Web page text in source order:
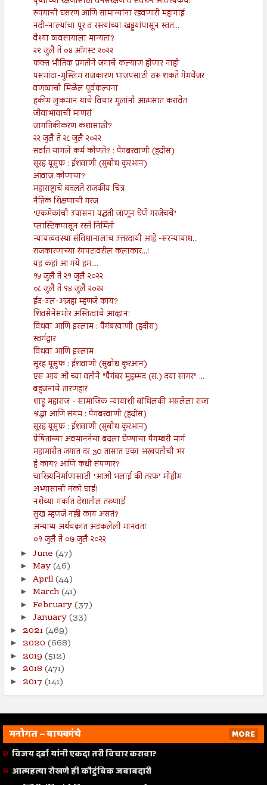
रुपयाची घसरण आणि सामान्यांना रडवणारी महागाई
नदी-नाल्यांचा पूर व रस्त्यांच्या खड्डयांपासून स्वत...
वेश्या व्यवसायाला मान्यता?
२९ जुलै ते ०४ ऑगस्ट २०२२
फक्त भौतिक प्रगतीने जगाचे कल्याण होणार नाही
पसमांदा-मुस्लिम राजकारण भाजपसाठी ठरू शकते गेमचेंजर
वणव्याची मिळेल पूर्वकल्पना
हकीम लुकमान यांचे विचार मुलांनी आत्मसात करावेत
जीवाभावाची माणसं
जागतिकीकरण कशासाठी?
२२ जुलै ते २८ जुलै २०२२
सर्वांत चांगले कर्म कोणते? : पैगंबरवाणी (हदीस)
सूरह यूसुफ : ईशवाणी (सुबोध कुरआन)
आवाज कोणाचा?
महाराष्ट्राचे बदलते राजकीय चित्र
नैतिक शिक्षणाची गरज
‘एकमेकांची उपासना पद्धती जाणून घेणे गरजेचचे’
प्लास्टिकपासून रस्ते निर्मिती
न्यायव्यवस्था संविधानालाच उत्तरदायी आहे -सरन्यायाध...
राजकारणाच्या रंगपटावरील कलाकार...!
यह कहां आ गये हम....
१५ जुलै ते २१ जुलै २०२२
०८ जुलै ते १४ जुलै २०२२
ईद-उल-अज़हा म्हणजे काय?
शिवसेनेसमोर अस्तित्वाचे आव्हान!
विधवा आणि इस्लाम : पैगंबरवाणी (हदीस)
स्वर्गद्वार
विधवा आणि इस्लाम
सूरह यूसुफ : ईशवाणी (सुबोध कुरआन)
एस आय ओ च्या वतीने "पैगंबर मुहम्मद (स.) दया सागर" ...
बहुजनांचे तारणहार
शाहू महाराज - सामाजिक न्यायाशी बांधिलकी असलेला राजा
श्रद्धा आणि संयम : पैगंबरवाणी (हदीस)
सूरह यूसुफ : ईशवाणी (सुबोध कुरआन)
प्रेषितांच्या अवमाननेचा बदला घेण्याचा पैगम्बरी मार्ग
महामारीत जगात दर 30 तासात एका अरबपतीची भर
हे काय? आणि कधी संपणार?
चारित्र्यनिर्माणासाठी ‘आओ भलाई की तरफ’ मोहीम
अभ्यासाची नको घाई!
नशेच्या गर्कात देशातील तरुणाई
सुख म्हणजे नक्की काय असतं?
अन्याय्य अर्थचक्रात अडकलेली मानवता
०१ जुलै ते ०७ जुलै २०२२
► June (47)
► May(46)
► April(44)
► March(41)
► February(37)
► January(33)
► 2021(469)
► 2020 (668)
► 2019 (512)
► 2018 (471)
► 2017 (141)
मनोगत – वाचकांचे
MORE
विजय दर्डा यांनी एकदा तरी विचार करावा?
आत्महत्या रोखणे ही कौटुंबिक जबाबदारी